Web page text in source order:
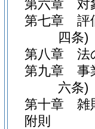
第六章
対
第七章
評
四条)
第八章
法
第九章
事
六条)
第十章
雑
附則